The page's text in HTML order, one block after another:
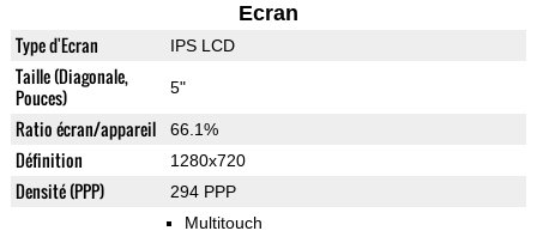
Ecran
Type d'Ecran IPS LCD
Taille (Diagonale,
Pouces)
5"
Ratio écran/appareil 66.1%
Définition 1280x720
Densité (PPP) 294 PPP
Multitouch